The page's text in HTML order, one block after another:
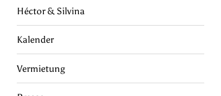
Héctor & Silvina
Kalender
Vermietung